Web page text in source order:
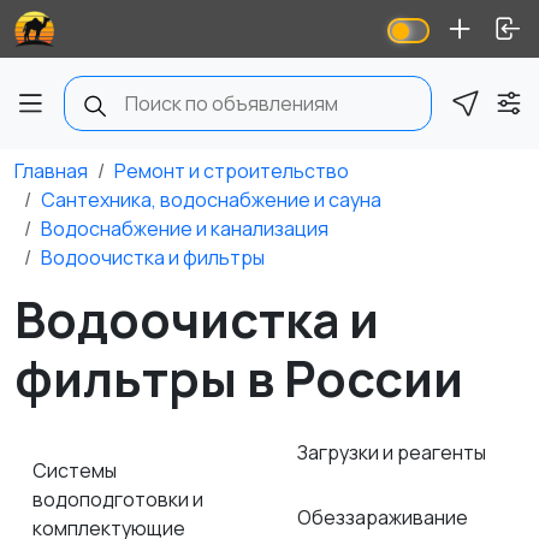
Главная
Ремонт и строительство
Сантехника, водоснабжение и сауна
Водоснабжение и канализация
Водоочистка и фильтры
Водоочистка и
фильтры в России
Системы
водоподготовки и
комплектующие
Загрузки и реагенты
Обеззараживание